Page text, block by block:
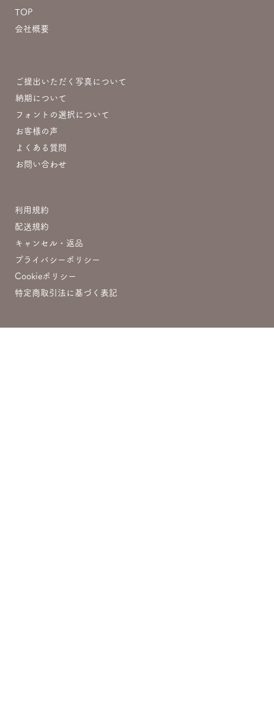
TOP
会社概要
ご提出いただく写真について
納期について
フォントの選択について
お客様の声
よくある質問
お問い合わせ
利用規約
配送規約
キャンセル・返品
プライバシーポリシー
Cookieポリシー
特定商取引法に基づく表記